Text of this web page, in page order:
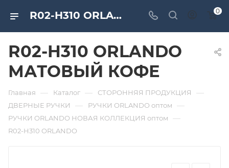
R02-H310 ORLANDO МАТОВЫЙ КОФЕ. Дверная и мебельная фурнитура САМИР-КИЛИТ | Оптовые поставки 0
R02-H310 ORLANDO
МАТОВЫЙ КОФЕ
Главная — Каталог — СТОРОННЯЯ ПРОДУКЦИЯ —
ДВЕРНЫЕ РУЧКИ — РУЧКИ ORLANDO оптом —
РУЧКИ ORLANDO НОВАЯ КОЛЛЕКЦИЯ оптом —
R02-H310 ORLANDO